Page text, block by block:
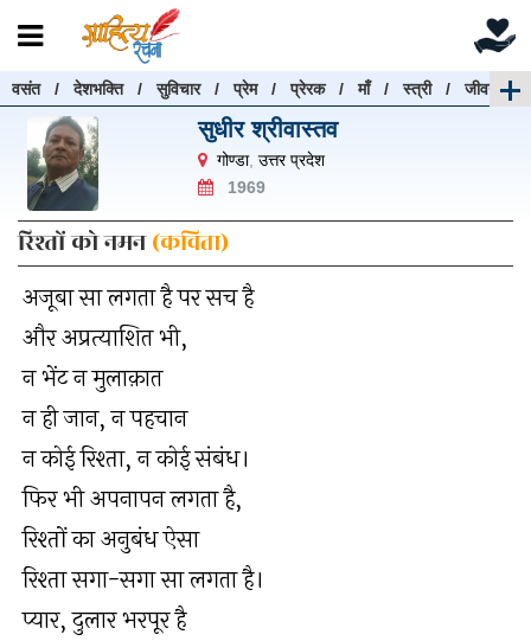
वसंत/देशभक्ति/सुविचार/प्रेम/प्रेरक/माँ/स्त्री/जीवन
सुधीर श्रीवास्तव
गोण्डा, उत्तर प्रदेश
1969
रिश्तों को नमन(कविता)
अजूबा सा लगता है पर सच है
और अप्रत्याशित भी,
न भेंट न मुलाक़ात
न ही जान, न पहचान
न कोई रिश्ता, न कोई संबंध।
फिर भी अपनापन लगता है,
रिश्तों का अनुबंध ऐसा
रिश्ता सगा-सगा सा लगता है।
प्यार, दुलार भरपूर है
रचनाएँ खोजें
रचनाएँ खोजने के लिए नीचे दी गई बॉक्स में हिन्दी में लिखें और
"खोजें" बटन पर क्लिक करें